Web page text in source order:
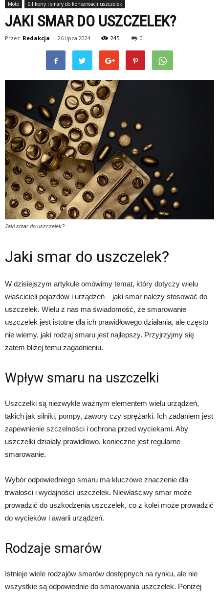
Moto Silikony i smary do konserwacji uszczelek
JAKI SMAR DO USZCZELEK?
Przez Redakcja - 26 lipca 2024 245 0
Jaki smar do uszczelek?
Jaki smar do uszczelek?
W dzisiejszym artykule omówimy temat, który dotyczy wielu
właścicieli pojazdów i urządzeń – jaki smar należy stosować do
uszczelek. Wielu z nas ma świadomość, że smarowanie
uszczelek jest istotne dla ich prawidłowego działania, ale często
nie wiemy, jaki rodzaj smaru jest najlepszy. Przyjrzyjmy się
zatem bliżej temu zagadnieniu.
Wpływ smaru na uszczelki
Uszczelki są niezwykle ważnym elementem wielu urządzeń,
takich jak silniki, pompy, zawory czy sprężarki. Ich zadaniem jest
zapewnienie szczelności i ochrona przed wyciekami. Aby
uszczelki działały prawidłowo, konieczne jest regularne
smarowanie.
Wybór odpowiedniego smaru ma kluczowe znaczenie dla
trwałości i wydajności uszczelek. Niewłaściwy smar może
prowadzić do uszkodzenia uszczelek, co z kolei może prowadzić
do wycieków i awarii urządzeń.
Rodzaje smarów
Istnieje wiele rodzajów smarów dostępnych na rynku, ale nie
wszystkie są odpowiednie do smarowania uszczelek. Poniżej